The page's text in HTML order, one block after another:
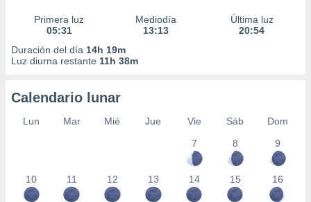
Primera luz
05:31
Mediodía
13:13
Última luz
20:54
Duración del día 14h 19m
Luz diurna restante 11h 38m
Calendario lunar
Lun Mar Mié Jue Vie Sáb
Dom
7
8 9
10 11 12 13 14 15 16